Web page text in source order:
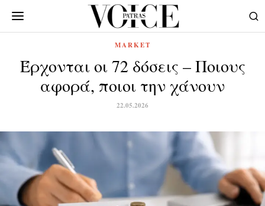
MARKET
Έρχονται οι 72 δόσεις – Ποιους
αφορά, ποιοι την χάνουν
22.05.2026